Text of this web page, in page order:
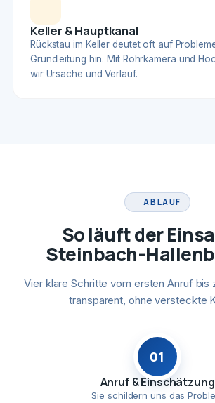
Keller & Hauptkanal
Rückstau im Keller deutet oft auf
Grundleitung hin. Mit Rohrkamera und
wir Ursache und Verlauf.
ABLAUF
So läuft der
Steinbach-
Vier klare Schritte vom ersten Anruf
transparent, ohne versteckte
01
Anruf & Einschätzung
Sie schildern uns das